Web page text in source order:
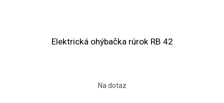
Elektrická ohýbačka rúrok RB 42
Na dotaz